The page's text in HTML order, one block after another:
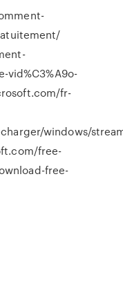
vid%C3%A9o-
fr-
windows/
free-
free-